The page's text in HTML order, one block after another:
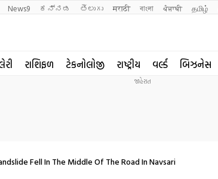
News9 ಕನ್ನಡ తెలుగు मराठी বাংলা ਪੰਜਾਬੀ தமிழ்
રાશિફળ ટેકનોલોજી રાષ્ટ્રીય વર્લ્ડ બિઝનેસ
Fell In The Middle Of The Road In Navsari